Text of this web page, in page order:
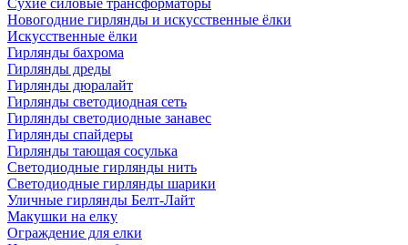
Сухие силовые трансформаторы
Новогодние гирлянды и искусственные ёлки
Искусственные ёлки
Гирлянды бахрома
Гирлянды дреды
Гирлянды дюралайт
Гирлянды светодиодная сеть
Гирлянды светодиодные занавес
Гирлянды спайдеры
Гирлянды тающая сосулька
Светодиодные гирлянды нить
Светодиодные гирлянды шарики
Уличные гирлянды Белт-Лайт
Макушки на елку
Ограждение для елки